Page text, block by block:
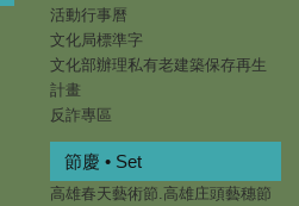
活動行事曆
文化局標準字
文化部辦理私有老建築保存再生
計畫
反詐專區
節慶 • Set
高雄春天藝術節.高雄庄頭藝穗節